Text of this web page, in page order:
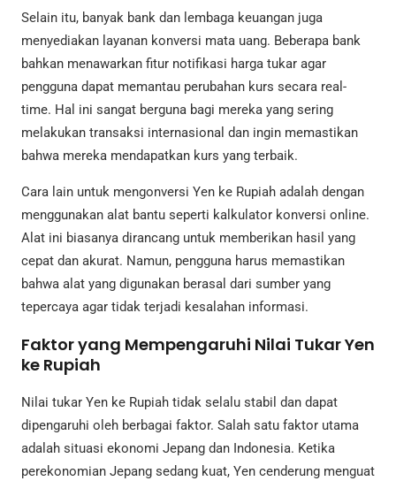
Selain itu, banyak bank dan lembaga keuangan juga
menyediakan layanan konversi mata uang. Beberapa bank
bahkan menawarkan fitur notifikasi harga tukar agar
pengguna dapat memantau perubahan kurs secara real-
time. Hal ini sangat berguna bagi mereka yang sering
melakukan transaksi internasional dan ingin memastikan
bahwa mereka mendapatkan kurs yang terbaik.
Cara lain untuk mengonversi Yen ke Rupiah adalah dengan
menggunakan alat bantu seperti kalkulator konversi online.
Alat ini biasanya dirancang untuk memberikan hasil yang
cepat dan akurat. Namun, pengguna harus memastikan
bahwa alat yang digunakan berasal dari sumber yang
tepercaya agar tidak terjadi kesalahan informasi.
Faktor yang Mempengaruhi Nilai Tukar Yen
ke Rupiah
Nilai tukar Yen ke Rupiah tidak selalu stabil dan dapat
dipengaruhi oleh berbagai faktor. Salah satu faktor utama
adalah situasi ekonomi Jepang dan Indonesia. Ketika
perekonomian Jepang sedang kuat, Yen cenderung menguat